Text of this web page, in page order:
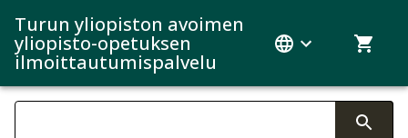
Turun yliopiston avoimen
yliopisto-opetuksen
ilmoittautumispalvelu
Haku kategoriat